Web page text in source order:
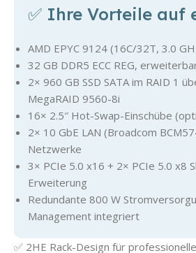
✅ Ihre Vorteile auf
AMD EPYC 9124 (16C/32T, 3.0
32 GB DDR5 ECC REG,
2× 960 GB SSD SATA im RAID 1
MegaRAID 9560-8i
16× 2.5″ Hot-Swap-Einschübe
2× 10 GbE LAN (Broadcom
Netzwerke
3× PCIe 5.0 x16 + 2× PCIe 5.0 x8
Erweiterung
Redundante 800 W
Management integriert
✅ 2HE Rack-Design für